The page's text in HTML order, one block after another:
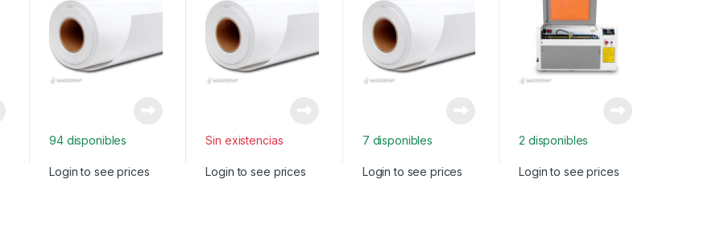
94 disponibles
Login to see prices
Sin existencias
Login to see prices
7 disponibles
Login to see prices
2 disponibles
Login to see prices